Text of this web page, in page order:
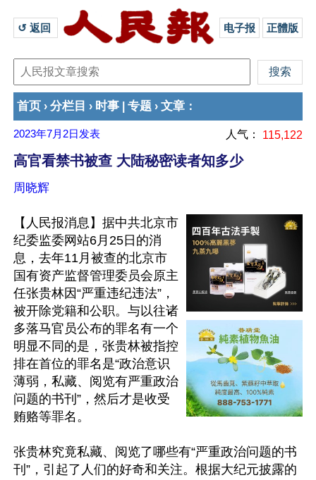
↺ 返回 电子报 正體版
首页 › 分栏目 › 时事 专题 › 文章 ：
2023年7月2日 发表 人气： 115,122
高官看禁书被查 大陆秘密读者知多少
周晓辉
【人民报消息】据中共北京市
纪委监委网站6月25日的消
息，去年11月被查的北京市
国有资产监督管理委员会原主
任张贵林因“严重违纪违法”，
被开除党籍和公职。与以往诸
多落马官员公布的罪名有一个
明显不同的是，张贵林被指控
排在首位的罪名是“政治意识
薄弱，私藏、阅览有严重政治
问题的书刊”，然后才是收受
贿赂等罪名。
张贵林究竟私藏、阅览了哪些有“严重政治问题的书
刊”，引起了人们的好奇和关注。根据大纪元披露的